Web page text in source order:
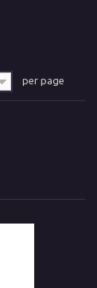
per page